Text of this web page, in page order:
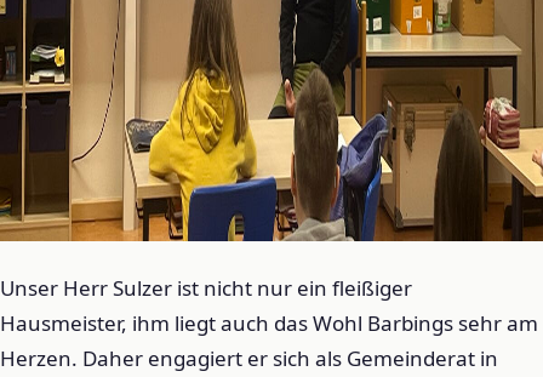
Unser Herr Sulzer ist nicht nur ein fleißiger
Hausmeister, ihm liegt auch das Wohl Barbings sehr am
Herzen. Daher engagiert er sich als Gemeinderat in